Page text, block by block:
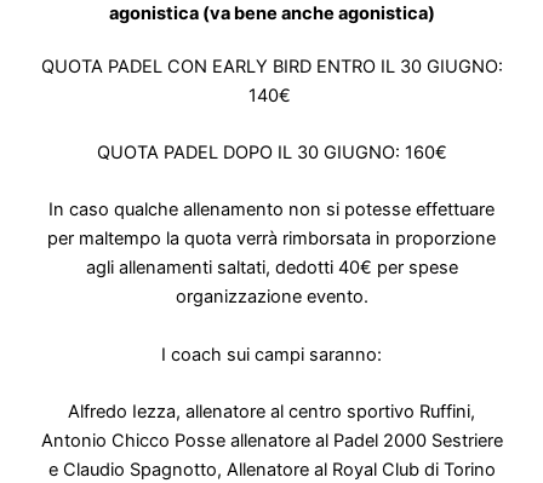
agonistica (va bene anche agonistica)
QUOTA PADEL CON EARLY BIRD ENTRO IL 30 GIUGNO:
140€
QUOTA PADEL DOPO IL 30 GIUGNO: 160€
In caso qualche allenamento non si potesse effettuare
per maltempo la quota verrà rimborsata in proporzione
agli allenamenti saltati, dedotti 40€ per spese
organizzazione evento.
I coach sui campi saranno:
Alfredo Iezza, allenatore al centro sportivo Ruffini,
Antonio Chicco Posse allenatore al Padel 2000 Sestriere
e Claudio Spagnotto, Allenatore al Royal Club di Torino